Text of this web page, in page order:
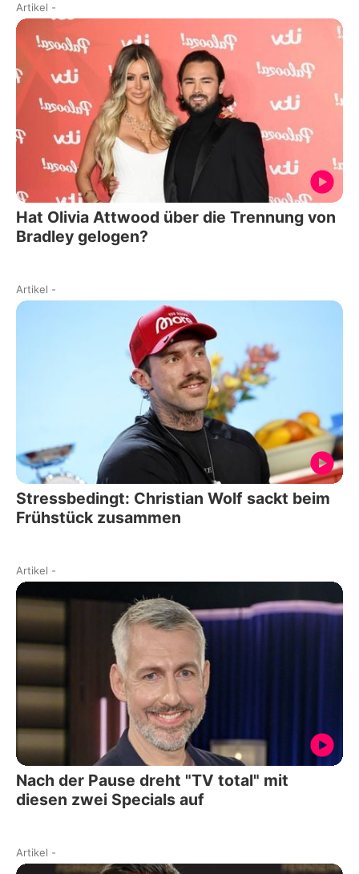
Artikel -
Hat Olivia Attwood über die Trennung von
Bradley gelogen?
Artikel -
Stressbedingt: Christian Wolf sackt beim
Frühstück zusammen
Artikel -
Nach der Pause dreht "TV total" mit
diesen zwei Specials auf
Artikel -